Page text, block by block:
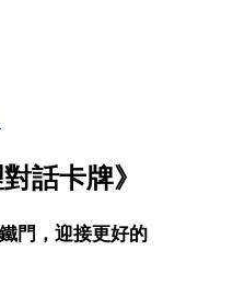
話卡牌》
門，迎接更好的